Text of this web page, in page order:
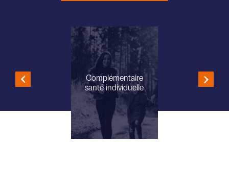
Complémentaire
santé individuelle